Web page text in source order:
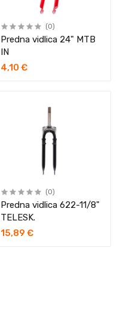
(0)
Predna vidlica 24" MTB
IN
4,10 €
(0)
Predna vidlica 622-11/8"
TELESK.
15,89 €